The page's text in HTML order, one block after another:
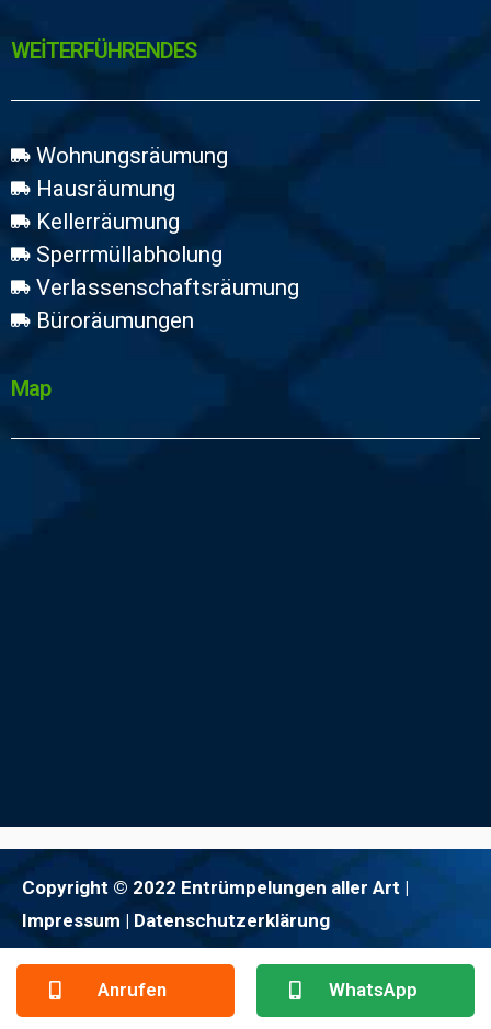
WEİTERFÜHRENDES
Wohnungsräumung
Hausräumung
Kellerräumung
Sperrmüllabholung
Verlassenschaftsräumung
Büroräumungen
Map
Copyright © 2022 Entrümpelungen aller Art |
Impressum | Datenschutzerklärung
Anrufen WhatsApp